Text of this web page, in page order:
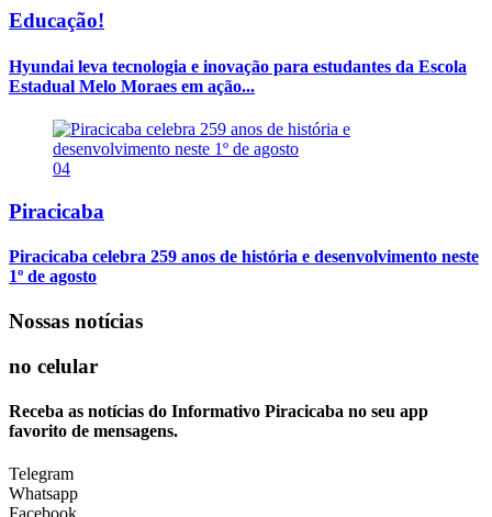
Educação!
Hyundai leva tecnologia e inovação para estudantes da Escola
Estadual Melo Moraes em ação...
04
Piracicaba
Piracicaba celebra 259 anos de história e desenvolvimento neste
1º de agosto
Nossas notícias
no celular
Receba as notícias do Informativo Piracicaba no seu app
favorito de mensagens.
Telegram
Whatsapp